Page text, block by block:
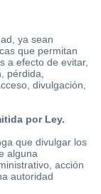
ya sean
que permitan
a efecto de evitar,
pérdida,
divulgación,
por Ley.
que divulgar los
alguna
acción
autoridad